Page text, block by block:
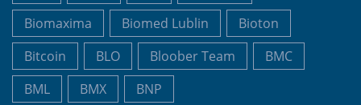
Biomaxima
Biomed Lublin
Bioton
Bitcoin
BLO Bloober Team
BMC
BML
BMX
BNP